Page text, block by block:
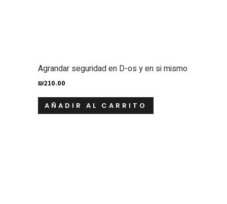
Agrandar seguridad en D-os y en si mismo
₪210.00
AÑADIR AL CARRITO